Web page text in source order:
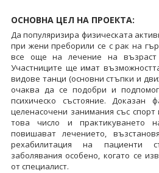
ОСНОВНА ЦЕЛ НА ПРОЕКТА:
Да популяризира физическата
при жени преборили се с рак на
все още на лечение на
Участниците ще имат
видове танци (основни стъпки и
очаква да се подобри и
психическо състояние.
целенасочени занимания със
това число и практикуването
повишават лечението,
рехабилитация на пациенти
заболявания особено, когато се
от специалист.